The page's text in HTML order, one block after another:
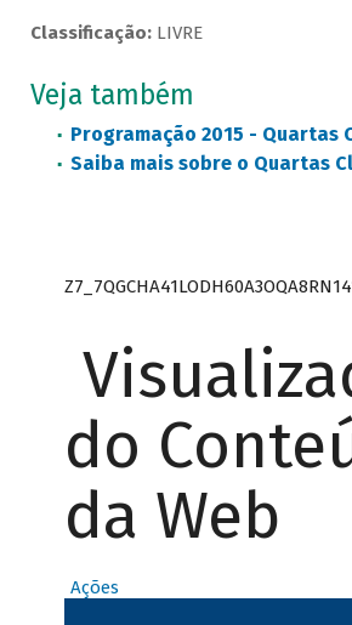
Classificação:LIVRE
Veja também
Programação 2015 - Quartas
Saiba mais sobre o Quartas
do
da Web
Ações